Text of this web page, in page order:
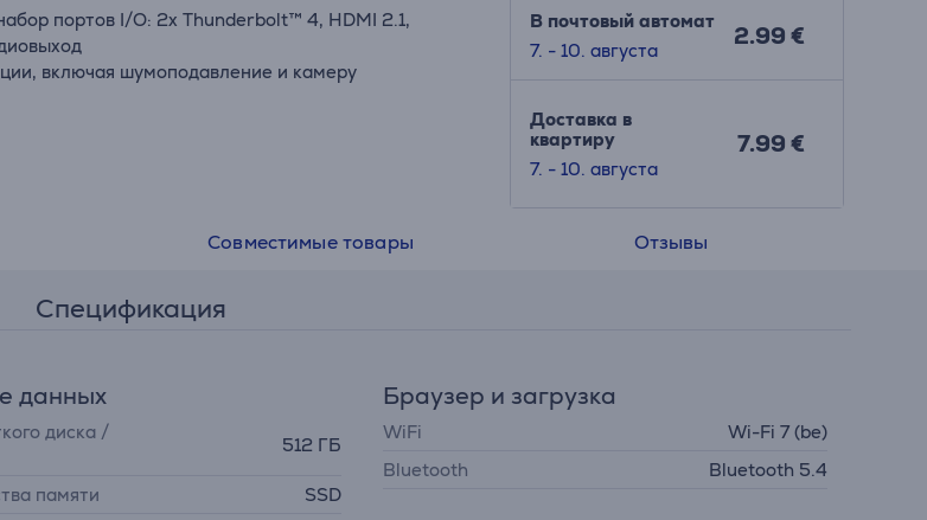
портов I/O: 2x Thunderbolt™ 4, HDMI 2.1,
включая шумоподавление и камеру
В почтовый автомат
7. - 10. августа
2.99 €
Доставка в
квартиру
7. - 10. августа
7.99 €
Совместимые товары Отзывы
Спецификация
данных
диска /
512 ГБ
памяти
SSD
Браузер и загрузка
WiFi
Wi-Fi 7 (be)
Bluetooth
Bluetooth 5.4